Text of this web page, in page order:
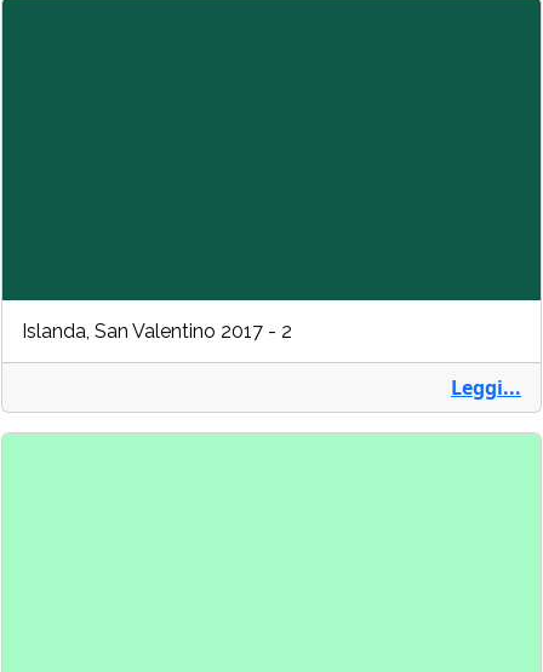
Islanda, San Valentino 2017 - 2
Leggi...